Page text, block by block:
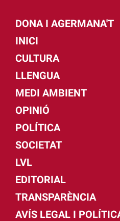
DONA I AGERMANA'T
INICI
CULTURA
LLENGUA
MEDI AMBIENT
OPINIÓ
POLÍTICA
SOCIETAT
LVL
EDITORIAL
TRANSPARÈNCIA
AVÍS LEGAL I